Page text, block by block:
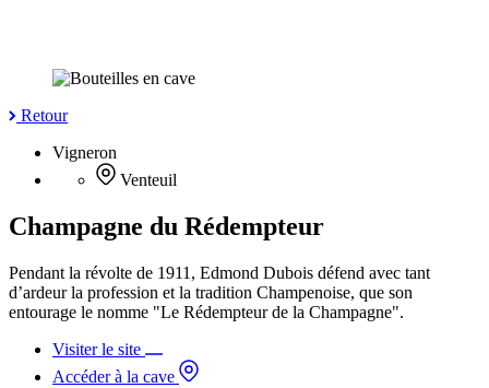
Retour
Vigneron
Venteuil
Champagne du Rédempteur
Pendant la révolte de 1911, Edmond Dubois défend avec tant
d’ardeur la profession et la tradition Champenoise, que son
entourage le nomme "Le Rédempteur de la Champagne".
Visiter le site
Accéder à la cave